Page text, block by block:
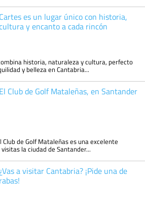
Cartes es un lugar único con historia,
y encanto a cada rincón
historia, naturaleza y cultura, perfecto
y belleza en Cantabria...
El Club de Golf Mataleñas, en Santander
de Golf Mataleñas es una excelente
la ciudad de Santander...
a visitar Cantabria? ¡Pide una de
rabas!